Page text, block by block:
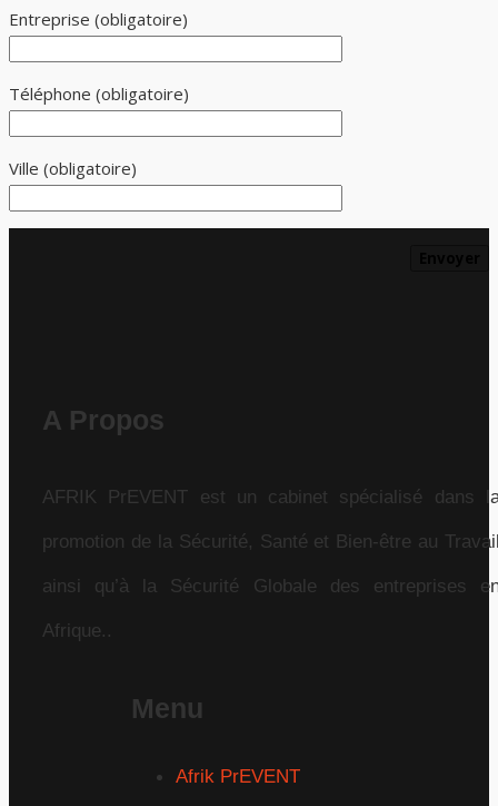
Entreprise (obligatoire)
Téléphone (obligatoire)
Ville (obligatoire)
A Propos
AFRIK PrEVENT est un cabinet spécialisé dans
promotion de la Sécurité, Santé et Bien-être au
ainsi qu’à la Sécurité Globale des entreprises
Afrique..
Menu
Afrik PrEVENT